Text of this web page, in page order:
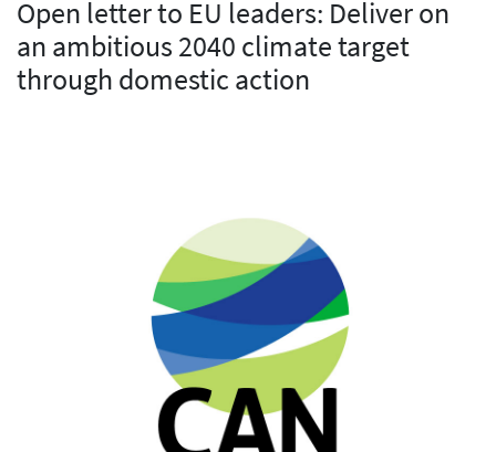
Open letter to EU leaders: Deliver on
an ambitious 2040 climate target
through domestic action